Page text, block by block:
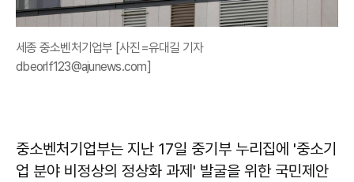
세종 중소벤처기업부 [사진=유대길 기자
dbeorlf123@ajunews.com]
중소벤처기업부는 지난 17일 중기부 누리집에 '중소기
업 분야 비정상의 정상화 과제' 발굴을 위한 국민제안